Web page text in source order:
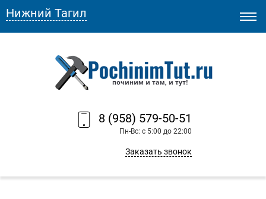
8 (958) 579-50-51
Пн-Вс: с 5:00 до 22:00
Заказать звонок
Нижний Тагил